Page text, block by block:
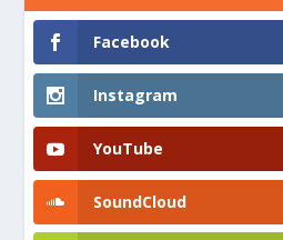
Facebook
Instagram
YouTube
SoundCloud